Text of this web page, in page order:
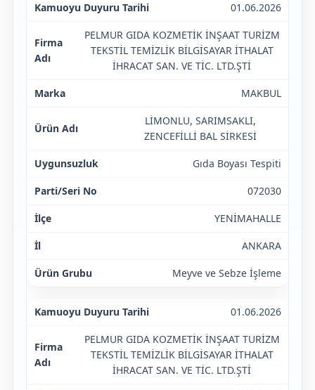
01.06.2026
PELMUR GIDA KOZMETİK İNŞAAT TURİZM
TEKSTİL TEMİZLİK BİLGİSAYAR İTHALAT
İHRACAT SAN. VE TİC. LTD.ŞTİ
MAKBUL
LİMONLU, SARIMSAKLI,
ZENCEFİLLİ BAL SİRKESİ
Gıda Boyası Tespiti
072030
YENİMAHALLE
ANKARA
Meyve ve Sebze İşleme
01.06.2026
PELMUR GIDA KOZMETİK İNŞAAT TURİZM
TEKSTİL TEMİZLİK BİLGİSAYAR İTHALAT
İHRACAT SAN. VE TİC. LTD.ŞTİ